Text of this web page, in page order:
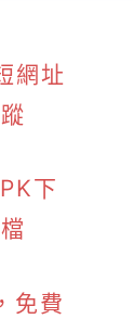
網址
下
免費